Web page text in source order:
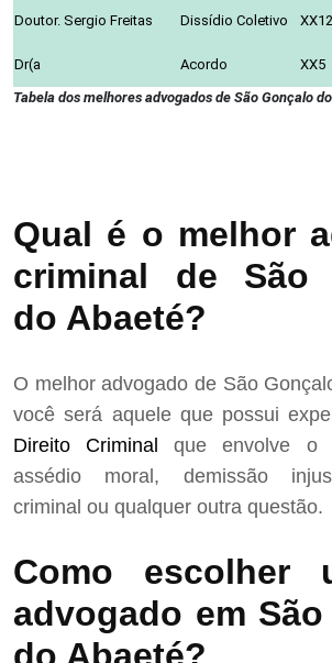
Doutor. Sergio Freitas
Dissídio Coletivo
Dr(a
Acordo XX5
Tabela dos melhores advogados de São Gonçalo
Qual é o melhor
criminal de São
do Abaeté?
O melhor advogado de São
você será aquele que possui
Direito Criminal que envolve o
assédio moral, demissão
criminal ou qualquer outra questão.
Como escolher
advogado em